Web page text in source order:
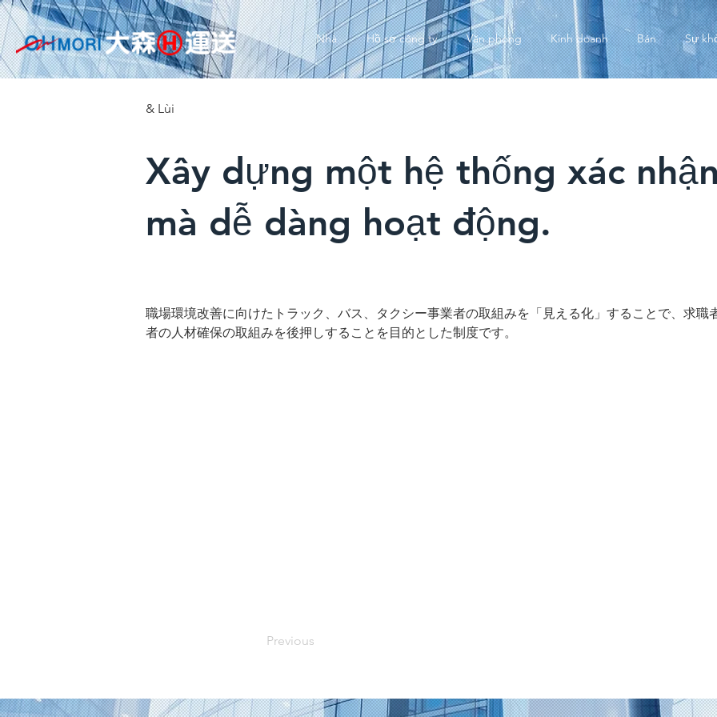
Nhà Hồ sơ công ty Văn phòng Kinh doanh Bán Sự
& Lùi
Xây dựng một hệ thống xác
mà dễ dàng hoạt động.
職場環境改善に向けたトラック、バス、タクシー事業者の取組みを「見える化」することで、求職
者の人材確保の取組みを後押しすることを目的とした制度です。
Previous